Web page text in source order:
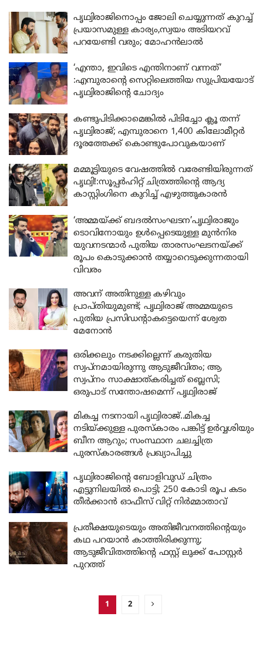
പൃഥ്വിരാജിനൊപ്പം ജോലി ചെയ്യുന്നത് കുറച്ച്
പ്രയാസമുള്ള കാര്യം,സ്വയം അടിയറവ്
പറയേണ്ടി വരും; മോഹൻലാൽ
‘എന്താ, ഇവിടെ എന്തിനാണ് വന്നത്’
:എമ്പുരാന്റെ സെറ്റിലെത്തിയ സുപ്രിയയോട്
പൃഥ്വിരാജിന്റെ ചോദ്യം
കണ്ടുപിടിക്കാമെങ്കിൽ പിടിച്ചോ ക്ലൂ തന്ന്
പൃഥ്വിരാജ്; എമ്പുരാനെ 1,400 കിലോമീറ്റർ
ദൂരത്തേക്ക് കൊണ്ടുപോവുകയാണ്
മമ്മൂട്ടിയുടെ വേഷത്തിൽ വരേണ്ടിയിരുന്നത്
പൃഥ്വി!:സൂപ്പർഹിറ്റ് ചിത്രത്തിന്റെ ആദ്യ
കാസ്റ്റിംഗിനെ കുറിച്ച് എഴുത്തുകാരൻ
‘അമ്മയ്ക്ക് ബദൽസംഘടന’പൃഥ്വിരാജും
ടൊവിനോയും ഉൾപ്പെടെയുള്ള മുൻനിര
യുവനടന്മാർ പുതിയ താരസംഘടനയ്ക്ക്
രൂപം കൊടുക്കാൻ തയ്യാറെടുക്കുന്നതായി
വിവരം
അവന് അതിനുള്ള കഴിവും
പ്രാപ്തിയുമുണ്ട്; പൃഥ്വിരാജ് അമ്മയുടെ
പുതിയ പ്രസിഡന്റാകട്ടെയെന്ന് ശ്വേത
മേനോൻ
ഒരിക്കലും നടക്കില്ലെന്ന് കരുതിയ
സ്വപ്‌നമായിരുന്നു ആടുജീവിതം; ആ
സ്വപ്‌നം സാക്ഷാത്കരിച്ചത് ബ്ലെസി;
ഒരുപാട് സന്തോഷമെന്ന് പൃഥ്വിരാജ്
മികച്ച നടനായി പൃഥ്വിരാജ്..മികച്ച
നടിയ്ക്കുള്ള പുരസ്കാരം പങ്കിട്ട് ഉർവ്വശിയും
ബീന ആറും; സംസ്ഥാന ചലച്ചിത്ര
പുരസ്‌കാരങ്ങൾ പ്രഖ്യാപിച്ചു
പൃഥ്വിരാജിന്റെ ബോളിവുഡ് ചിത്രം
എട്ടുനിലയിൽ പൊട്ടി; 250 കോടി രൂപ കടം
തീർക്കാൻ ഓഫീസ് വിറ്റ് നിർമ്മാതാവ്
പ്രതീക്ഷയുടെയും അതിജീവനത്തിന്റെയും
കഥ പറയാൻ കാത്തിരിക്കുന്നു;
ആടുജീവിതത്തിന്റെ ഫസ്റ്റ് ലുക്ക് പോസ്റ്റർ
പുറത്ത്
1 2